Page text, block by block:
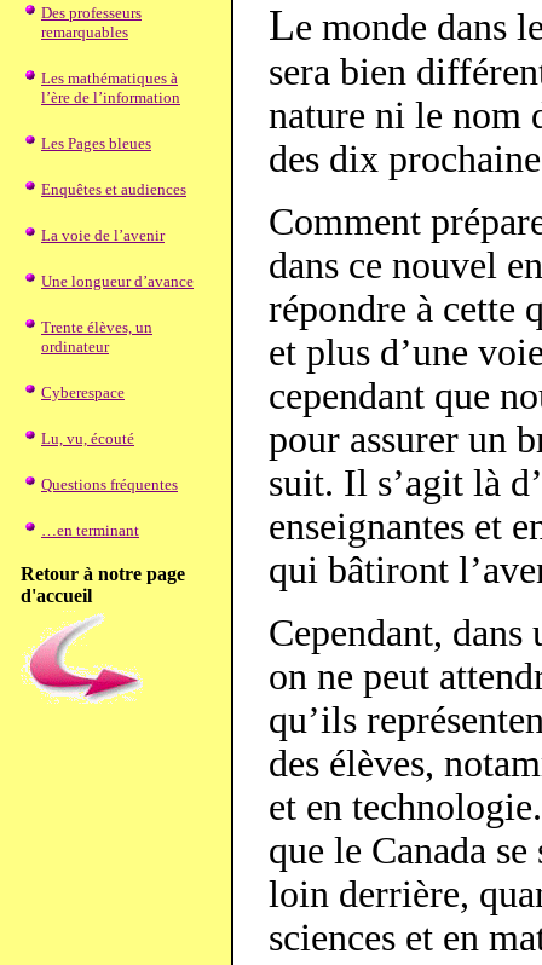
Des professeurs
remarquables
Les mathématiques à
l’ère de l’information
Les Pages bleues
Enquêtes et audiences
La voie de l’avenir
Une longueur d’avance
Trente élèves, un
ordinateur
Cyberespace
Lu, vu, écouté
Questions fréquentes
…en terminant
Retour à notre page
d'accueil
Le monde dans
sera bien
nature ni le nom
des dix
Comment
dans ce nouvel
répondre à cette
et plus d’une
cependant que
pour assurer un
suit. Il s’agit là
enseignantes et
qui bâtiront
Cependant, dans
on ne peut
qu’ils
des élèves,
et en
que le Canada
loin derrière,
sciences et en